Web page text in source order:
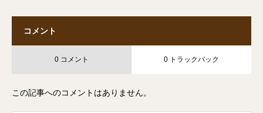
コメント
0 コメント 0 トラックバック
この記事へのコメントはありません。